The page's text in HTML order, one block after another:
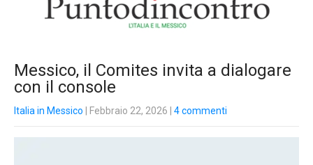
Messico, il Comites invita a dialogare
con il console
Italia in Messico | Febbraio 22, 2026 4 commenti